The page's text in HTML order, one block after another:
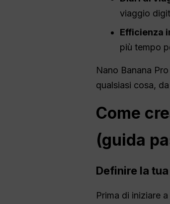
viaggio
Efficienza
più tempo
Nano Banana
qualsiasi cosa, da
Come
(guida
Definire la
Prima di iniziare